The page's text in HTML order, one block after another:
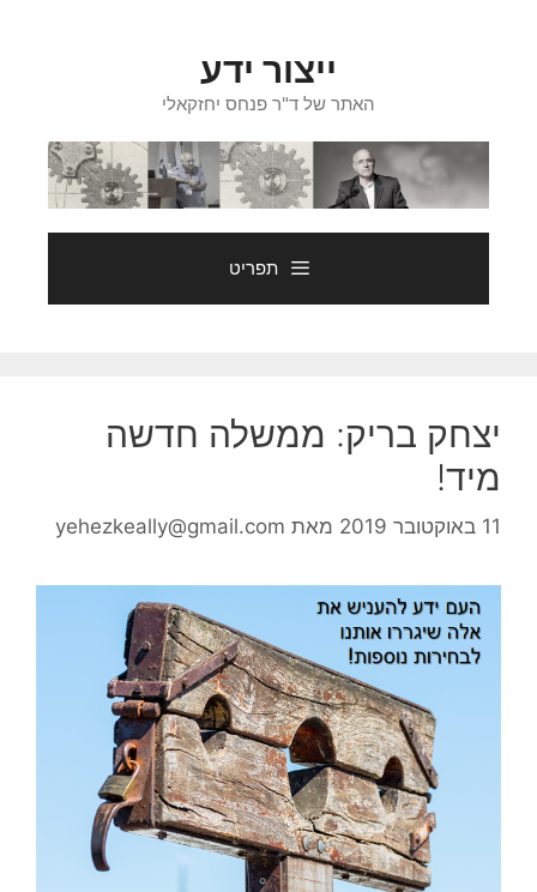
ייצור ידע
האתר של ד"ר פנחס יחזקאלי
תפריט
יצחק בריק: ממשלה חדשה
מיד!
11 באוקטובר 2019 מאת yehezkeally@gmail.com